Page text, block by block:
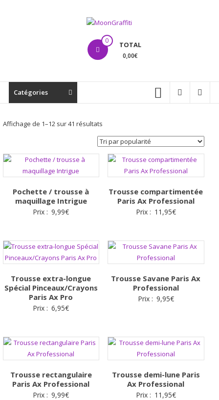
MoonGraffiti 0 TOTAL
0,00€
Catégories
Affichage de 1–12 sur 41 résultatsTrié
par
popularité
Pochette / trousse à
maquillage Intrigue
Prix : 9,99€
Trousse compartimentée
Paris Ax Professional
Prix : 11,95€
Trousse extra-longue
Spécial Pinceaux/Crayons
Paris Ax Pro
Prix : 6,95€
Trousse Savane Paris Ax
Professional
Prix : 9,95€
Trousse rectangulaire
Paris Ax Professional
Prix : 9,99€
Trousse demi-lune Paris
Ax Professional
Prix : 11,95€